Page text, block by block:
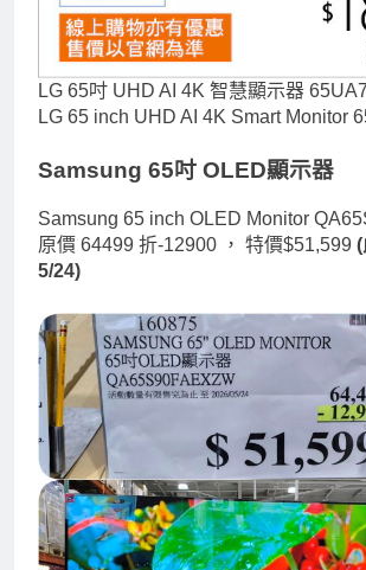
LG 65吋 UHD AI 4K 智慧顯示器
LG 65 inch UHD AI 4K Smart Monitor
Samsung 65吋 OLED顯示器
Samsung 65 inch OLED Monitor
原價 64499 折-12900 ， 特價$51,599 (
5/24)